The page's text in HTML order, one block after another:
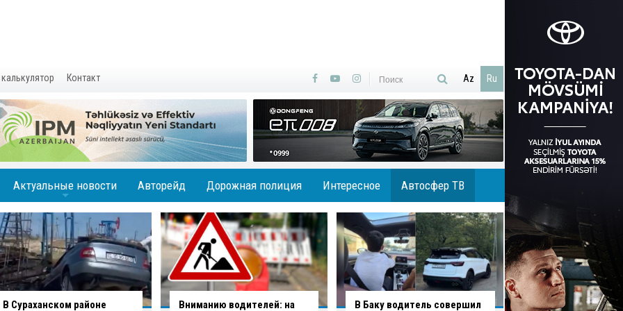
Контакт Az Ru
Актуальные новости Авторейд Дорожная полиция Интересное Автосфер ТВ
Вниманию водителей: на
В Баку водитель совершил
В Агджабединском районе
В Хырдалане